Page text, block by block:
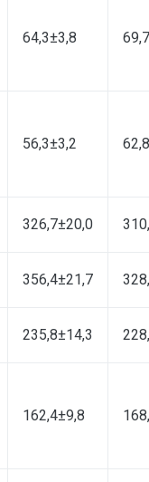
64,3±3,8
56,3±3,2
326,7±20,0
356,4±21,7
235,8±14,3
162,4±9,8